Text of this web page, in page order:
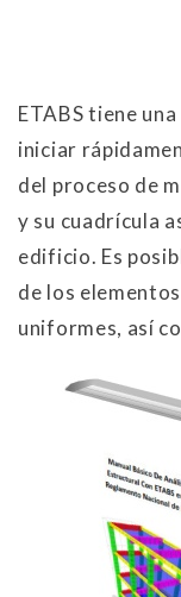
ETABS tiene
iniciar
del proceso de
y su cuadrícula
edificio. Es
de los
uniformes, así